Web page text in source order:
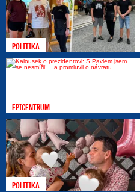
POLITIKA
EPICENTRUM
POLITIKA